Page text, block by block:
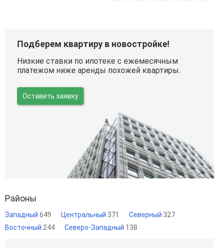
Подберем квартиру в новостройке!
Низкие ставки по ипотеке с ежемесячным
платежом ниже аренды похожей квартиры.
Оставить заявку
Районы
Западный 649 Центральный 371 Северный 327
Восточный 244 Северо-Западный 138